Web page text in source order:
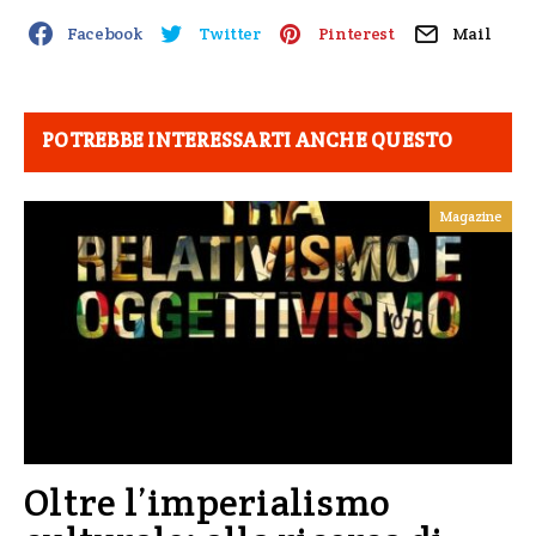
Facebook Twitter Pinterest Mail
POTREBBE INTERESSARTI ANCHE QUESTO
Magazine
Oltre l’imperialismo